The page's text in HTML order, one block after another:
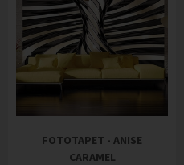
FOTOTAPET - ANISE
CARAMEL